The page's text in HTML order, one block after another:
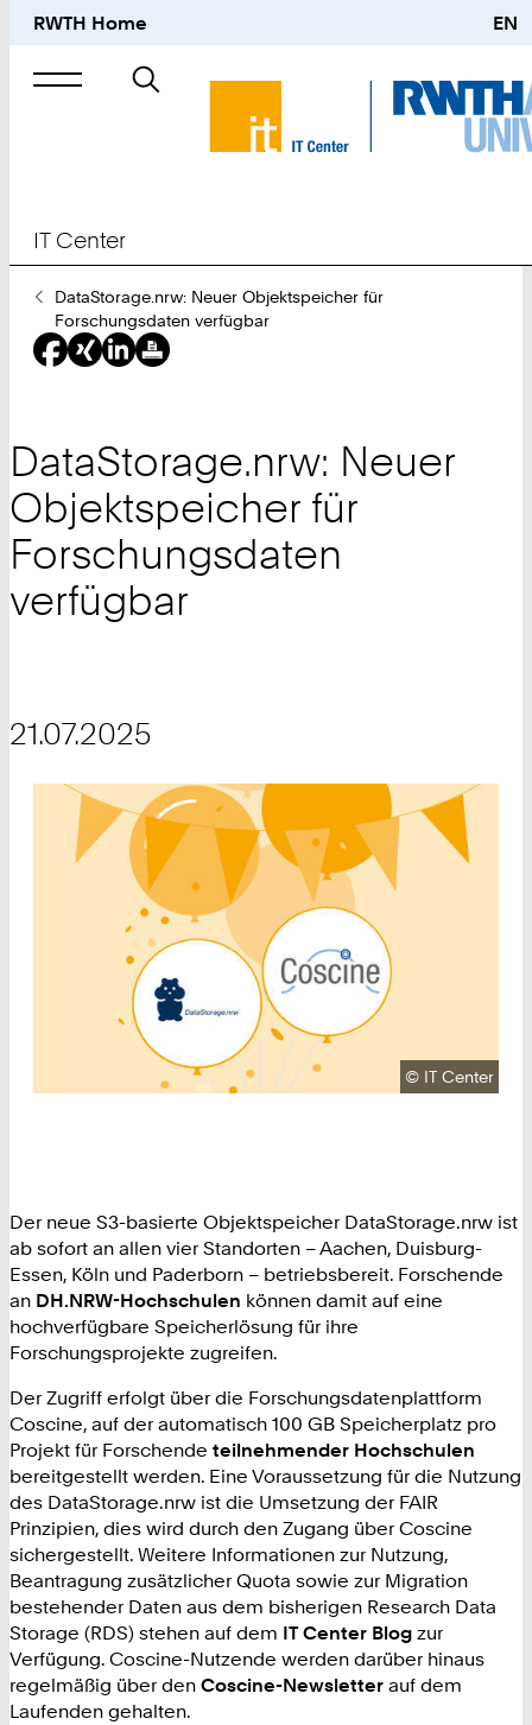
RWTH Home EN
Suche
nach
IT Center
Sie
sind
hier:
DataStorage.nrw: Neuer Objektspeicher für
Forschungsdaten verfügbar
DataStorage.nrw: Neuer
Objektspeicher für
Forschungsdaten
verfügbar
21.07.2025
Urheberrecht:
© IT Center
Der neue S3-basierte Objektspeicher DataStorage.nrw ist
ab sofort an allen vier Standorten – Aachen, Duisburg-
Essen, Köln und Paderborn – betriebsbereit. Forschende
an DH.NRW-Hochschulen können damit auf eine
hochverfügbare Speicherlösung für ihre
Forschungsprojekte zugreifen.
Der Zugriff erfolgt über die Forschungsdatenplattform
Coscine, auf der automatisch 100 GB Speicherplatz pro
Projekt für Forschende teilnehmender Hochschulen
bereitgestellt werden. Eine Voraussetzung für die Nutzung
des DataStorage.nrw ist die Umsetzung der FAIR
Prinzipien, dies wird durch den Zugang über Coscine
sichergestellt. Weitere Informationen zur Nutzung,
Beantragung zusätzlicher Quota sowie zur Migration
bestehender Daten aus dem bisherigen Research Data
Storage (RDS) stehen auf dem IT Center Blog zur
Verfügung. Coscine-Nutzende werden darüber hinaus
regelmäßig über den Coscine-Newsletter auf dem
Laufenden gehalten.